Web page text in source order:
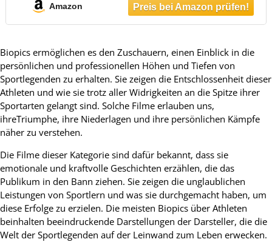
Künstlerleinwand - Stabiler 2,5cm
Keilrahmen 60x40cm
Amazon
Biopics ermöglichen es den Zuschauern, einen Einblick in die
persönlichen und professionellen Höhen und Tiefen von
Sportlegenden zu erhalten. Sie zeigen die Entschlossenheit dieser
Athleten und wie sie trotz aller Widrigkeiten an die Spitze ihrer
Sportarten gelangt sind. Solche Filme erlauben uns,
ihreTriumphe, ihre Niederlagen und ihre persönlichen Kämpfe
näher zu verstehen.
Die Filme dieser Kategorie sind dafür bekannt, dass sie
emotionale und kraftvolle Geschichten erzählen, die das
Publikum in den Bann ziehen. Sie zeigen die unglaublichen
Leistungen von Sportlern und was sie durchgemacht haben, um
diese Erfolge zu erzielen. Die meisten Biopics über Athleten
beinhalten beeindruckende Darstellungen der Darsteller, die die
Welt der Sportlegenden auf der Leinwand zum Leben erwecken.